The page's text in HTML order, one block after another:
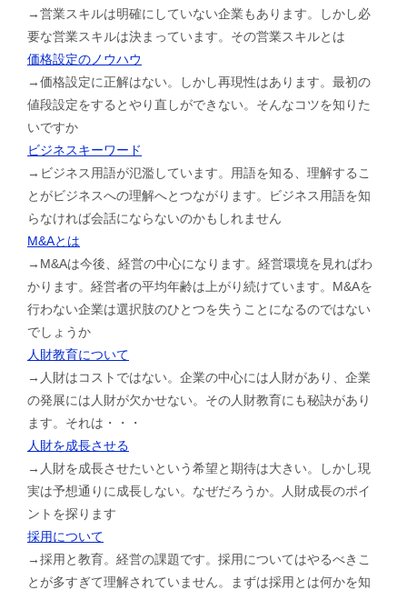
→営業スキルは明確にしていない企業もあります。しかし必
要な営業スキルは決まっています。その営業スキルとは
価格設定のノウハウ
→価格設定に正解はない。しかし再現性はあります。最初の
値段設定をするとやり直しができない。そんなコツを知りた
いですか
ビジネスキーワード
→ビジネス用語が氾濫しています。用語を知る、理解するこ
とがビジネスへの理解へとつながります。ビジネス用語を知
らなければ会話にならないのかもしれません
M&Aとは
→M&Aは今後、経営の中心になります。経営環境を見ればわ
かります。経営者の平均年齢は上がり続けています。M&Aを
行わない企業は選択肢のひとつを失うことになるのではない
でしょうか
人財教育について
→人財はコストではない。企業の中心には人財があり、企業
の発展には人財が欠かせない。その人財教育にも秘訣があり
ます。それは・・・
人財を成長させる
→人財を成長させたいという希望と期待は大きい。しかし現
実は予想通りに成長しない。なぜだろうか。人財成長のポイ
ントを探ります
採用について
→採用と教育。経営の課題です。採用についてはやるべきこ
とが多すぎて理解されていません。まずは採用とは何かを知